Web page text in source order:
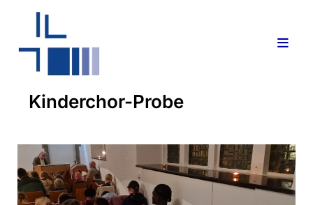
Kinderchor-Probe